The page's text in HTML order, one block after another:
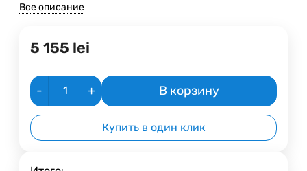
Все описание
5 155 lei
- + В корзину
Купить в один клик